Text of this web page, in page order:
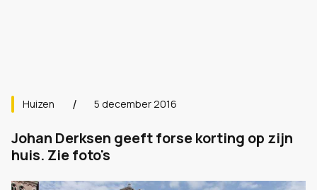
Huizen 5 december 2016
Johan Derksen geeft forse korting op zijn
huis. Zie foto's